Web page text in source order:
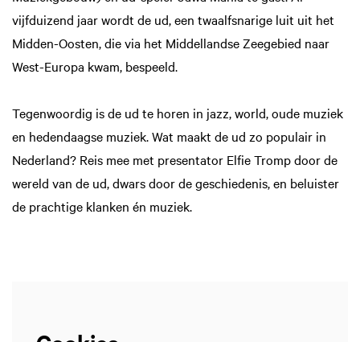
vijfduizend jaar wordt de ud, een twaalfsnarige luit uit het
Midden-Oosten, die via het Middellandse Zeegebied naar
West-Europa kwam, bespeeld.
Tegenwoordig is de ud te horen in jazz, world, oude muziek
en hedendaagse muziek. Wat maakt de ud zo populair in
Nederland? Reis mee met presentator Elfie Tromp door de
wereld van de ud, dwars door de geschiedenis, en beluister
de prachtige klanken én muziek.